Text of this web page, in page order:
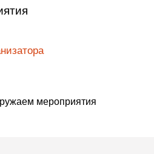
мероприятия